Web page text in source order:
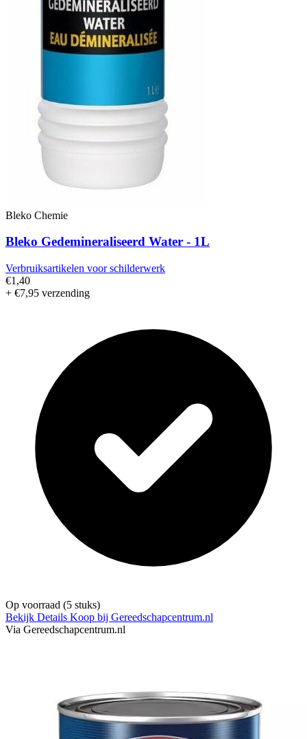
Bleko Chemie
Bleko Gedemineraliseerd Water - 1L
Verbruiksartikelen voor schilderwerk
€1,40
+ €7,95 verzending
Op voorraad (5 stuks)
Bekijk Details Koop bij Gereedschapcentrum.nl
Via Gereedschapcentrum.nl